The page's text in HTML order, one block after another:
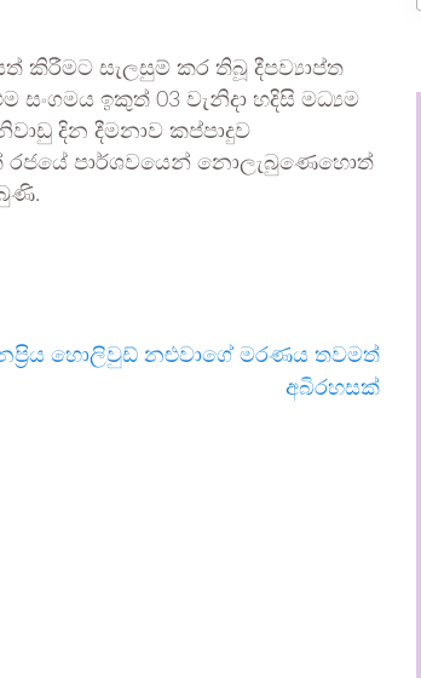
කිරීමට සැලසුම් කර තිබූ දීපව්‍යාප්ත
ඉකුත් 03 වැනිදා හදිසි මධ්‍යම
දින දීමනාව කප්පාදුව
රජයේ පාර්ශවයෙන් නොලැබුණෙහොත්
හොලිවුඩ් නළුවාගේ මරණය තවමත්
අබිරහසක්